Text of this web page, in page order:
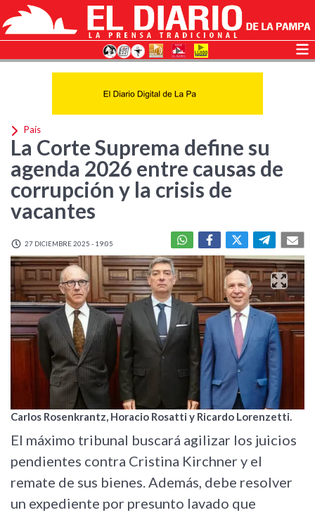
País
La Corte Suprema define su
agenda 2026 entre causas de
corrupción y la crisis de
vacantes
27 DICIEMBRE 2025 - 19:05
Carlos Rosenkrantz, Horacio Rosatti y Ricardo Lorenzetti.
El máximo tribunal buscará agilizar los juicios
pendientes contra Cristina Kirchner y el
remate de sus bienes. Además, debe resolver
un expediente por presunto lavado que